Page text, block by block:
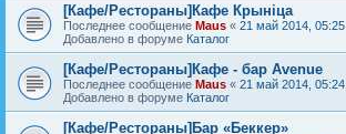
[Кафе/Рестораны]Кафе Крыніца
Последнее сообщение Maus « 21 май 2014, 05:25
Добавлено в форуме Каталог
[Кафе/Рестораны]Кафе - бар Avenue
Последнее сообщение Maus « 21 май 2014, 05:24
Добавлено в форуме Каталог
[Кафе/Рестораны]Бар «Беккер»